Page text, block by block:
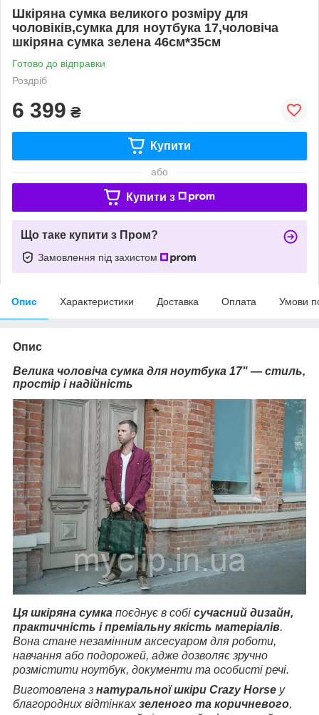
Шкіряна сумка великого розміру для
чоловіків,сумка для ноутбука 17,чоловіча
шкіряна сумка зелена 46см*35см
Готово до відправки
Роздріб
6 399 ₴
Купити
або
Купити з
Що таке купити з Пром?
Замовлення під захистом
Опис Характеристики Доставка Оплата Умови
Опис
Велика чоловіча сумка для ноутбука 17" — стиль,
простір і надійність
Ця шкіряна сумка поєднує в собі сучасний дизайн,
практичність і преміальну якість матеріалів.
Вона стане незамінним аксесуаром для роботи,
навчання або подорожей, адже дозволяє зручно
розмістити ноутбук, документи та особисті речі.
Виготовлена з натуральної шкіри Crazy Horse у
благородних відтінкахзеленого та коричневого,